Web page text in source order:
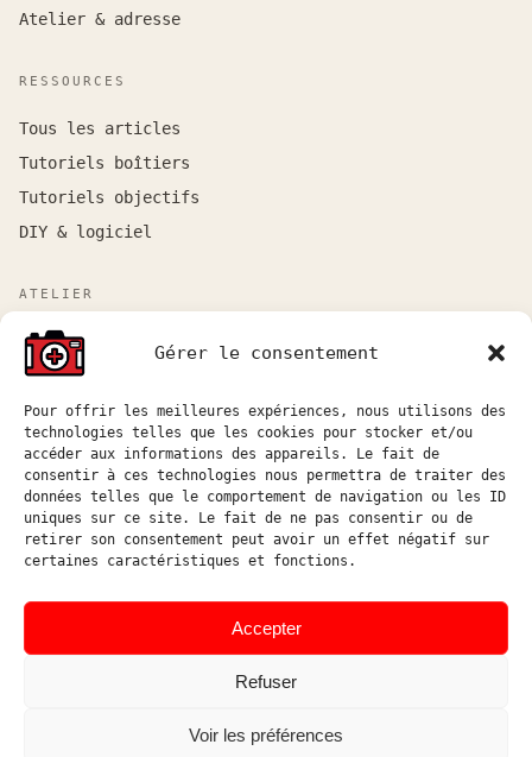
Gérer le consentement
Pour offrir les meilleures expériences, nous utilisons des
technologies telles que les cookies pour stocker et/ou
accéder aux informations des appareils. Le fait de
consentir à ces technologies nous permettra de traiter des
données telles que le comportement de navigation ou les ID
uniques sur ce site. Le fait de ne pas consentir ou de
retirer son consentement peut avoir un effet négatif sur
certaines caractéristiques et fonctions.
Accepter
Refuser
Voir les préférences
Atelier & adresse
RESSOURCES
Tous les articles
Tutoriels boîtiers
Tutoriels objectifs
DIY & logiciel
ATELIER
Atelier sur rendez-vous entre Marseille et Aix-en-
Provence.
atelier@hostophoto.fr
À propos de l’atelier
Déposer une demande de devis
Accéder au suivi atelier